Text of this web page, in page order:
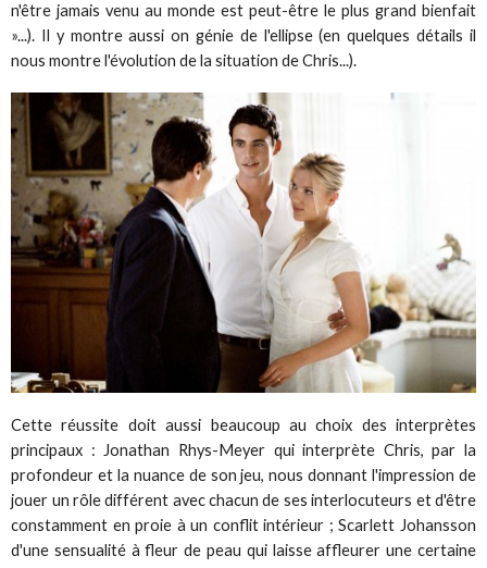
n'être jamais venu au monde est peut-être le plus grand bienfait
»...). Il y montre aussi on génie de l'ellipse (en quelques détails il
nous montre l'évolution de la situation de Chris...).
Cette réussite doit aussi beaucoup au choix des interprètes
principaux : Jonathan Rhys-Meyer qui interprète Chris, par la
profondeur et la nuance de son jeu, nous donnant l'impression de
jouer un rôle différent avec chacun de ses interlocuteurs et d'être
constamment en proie à un conflit intérieur ; Scarlett Johansson
d'une sensualité à fleur de peau qui laisse affleurer une certaine